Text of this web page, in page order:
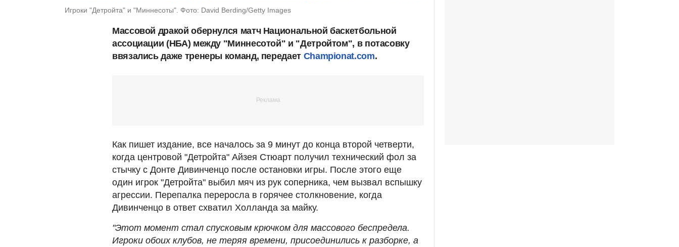
Игроки "Детройта" и "Миннесоты". Фото: David Berding/Getty Images
Массовой дракой обернулся матч Национальной баскетбольной
ассоциации (НБА) между "Миннесотой" и "Детройтом", в потасовку
ввязались даже тренеры команд, передает Championat.com.
Как пишет издание, все началось за 9 минут до конца второй четверти,
когда центровой "Детройта" Айзея Стюарт получил технический фол за
стычку с Донте Дивинченцо после остановки игры. После этого еще
один игрок "Детройта" выбил мяч из рук соперника, чем вызвал вспышку
агрессии. Перепалка переросла в горячее столкновение, когда
Дивинченцо в ответ схватил Холланда за майку.
"Этот момент стал спусковым крючком для массового беспредела.
Игроки обоих клубов, не теряя времени, присоединились к разборке, а